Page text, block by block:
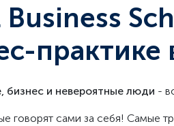
практике
бизнес и невероятные люди -
говорят сами за себя! Самые